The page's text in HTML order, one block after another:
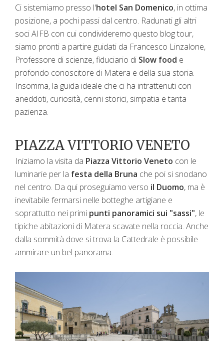
Ci sistemiamo presso l'hotel San Domenico, in ottima
posizione, a pochi passi dal centro. Radunati gli altri
soci AIFB con cui condivideremo questo blog tour,
siamo pronti a partire guidati da Francesco Linzalone,
Professore di scienze, fiduciario di Slow food e
profondo conoscitore di Matera e della sua storia.
Insomma, la guida ideale che ci ha intrattenuti con
aneddoti, curiosità, cenni storici, simpatia e tanta
pazienza.
PIAZZA VITTORIO VENETO
Iniziamo la visita da Piazza Vittorio Veneto con le
luminarie per la festa della Bruna che poi si snodano
nel centro. Da qui proseguiamo verso il Duomo, ma è
inevitabile fermarsi nelle botteghe artigiane e
soprattutto nei primi punti panoramici sui "sassi", le
tipiche abitazioni di Matera scavate nella roccia. Anche
dalla sommità dove si trova la Cattedrale è possibile
ammirare un bel panorama.